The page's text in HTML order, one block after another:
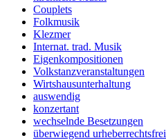
Couplets
Folkmusik
Klezmer
Internat. trad. Musik
Eigenkompositionen
Volkstanzveranstaltungen
Wirtshausunterhaltung
auswendig
konzertant
wechselnde Besetzungen
überwiegend urheberrechtsfrei